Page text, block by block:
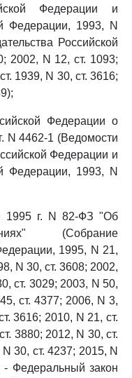
Федерации и
Федерации, 1993, N
Российской
2002, N 12, ст. 1093;
1939, N 30, ст. 3616;
Федерации о
N 4462-1 (Ведомости
Федерации и
Федерации, 1993, N
1995 г. N 82-ФЗ "Об
(Собрание
1995, N 21,
N 30, ст. 3608; 2002,
ст. 3029; 2003, N 50,
ст. 4377; 2006, N 3,
3616; 2010, N 21, ст.
3880; 2012, N 30, ст.
30, ст. 4237; 2015, N
- Федеральный закон